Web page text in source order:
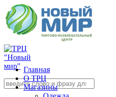
Главная
О ТРЦ
Магазины